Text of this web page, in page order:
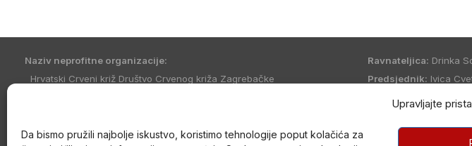
Upravljajte
Da bismo pružili najbolje iskustvo, koristimo tehnologije poput kolačića za
Naziv neprofitne organizacije:
Hrvatski Crveni križ Društvo Crvenog križa Zagrebačke
DCK Zagrebačke županije
Ravnateljica: Drinka
Predsjednik: Ivica
PON
Telefon: